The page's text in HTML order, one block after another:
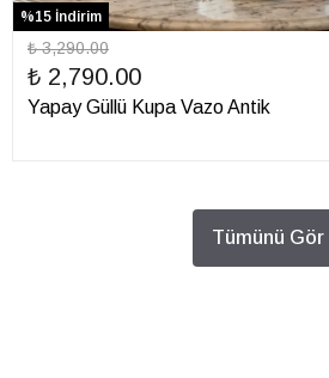
%15 İndirim
₺ 3,290.00
₺ 2,790.00
Yapay Güllü Kupa Vazo Antik
Tümünü Gör